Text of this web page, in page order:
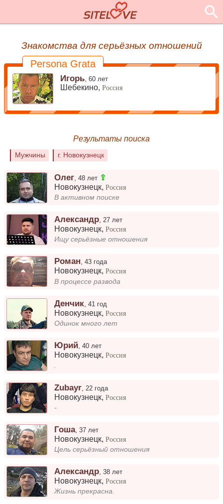
Знакомства для серьёзных отношений
Persona Grata
Игорь ,60 лет
Шебекино,Россия
Результаты поиска
Мужчины г. Новокузнецк
Олег ,48 лет ⇪
Новокузнецк,Россия
В активном поиске
Александр 27 лет
Новокузнецк,Россия
Ищу серьёзные отношения
Роман,43 года
Новокузнецк,Россия
В процессе развода
Денчик ,41 год
Новокузнецк,Россия
Одинок много лет
Юрий ,40 лет
Новокузнецк,Россия
.
Zubayr 22 года
Новокузнецк,Россия
-
Гоша,37 лет
Новокузнецк,Россия
Цель серьёзный отношения
Александр,38 лет
Новокузнецк,Россия
Жизнь прекрасна.